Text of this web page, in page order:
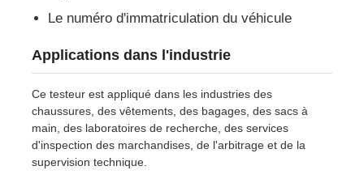
Demande de soumission
Équipement d'essai en laboratoire
Chambre d'essai environnemental
Machine de test universelle
Le numéro d'immatriculation du véhicule
Applications dans l'industrie
Ce testeur est appliqué dans les industries des
chaussures, des vêtements, des bagages, des sacs à
main, des laboratoires de recherche, des services
d'inspection des marchandises, de l'arbitrage et de la
supervision technique.